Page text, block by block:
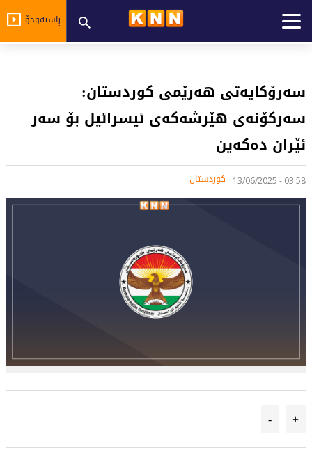
ڕاستەوخۆ
سەرۆكایەتی هەرێمی كوردستان:
سه‌ركۆنه‌ى هێرشه‌كه‌ى ئيسرائيل بۆ سه‌ر
ئێران ده‌كه‌ین
03:58 - 13/06/2025 کوردستان
+
-